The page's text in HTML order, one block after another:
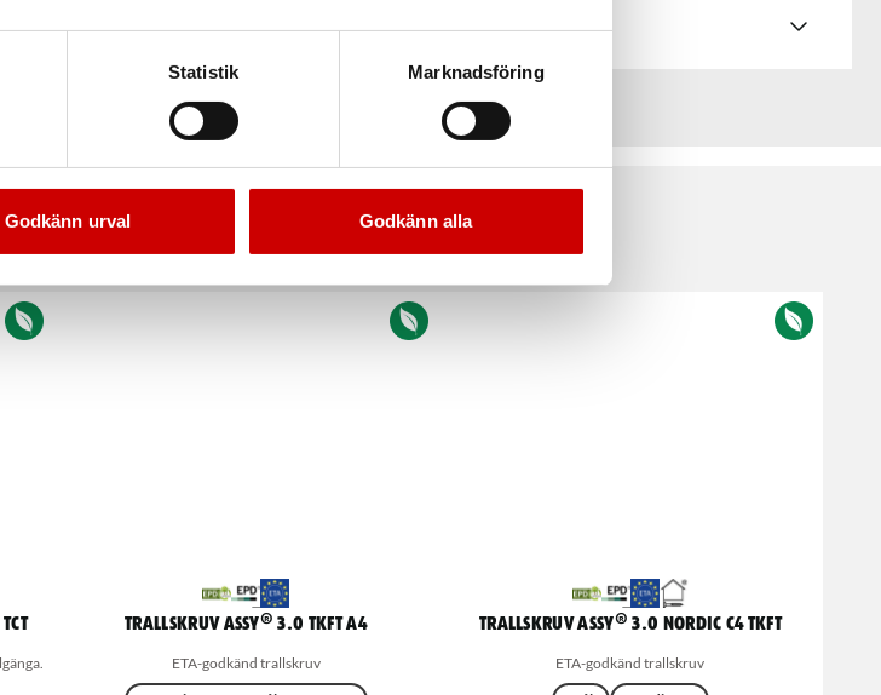
Statistik Marknadsföring
Godkänn urval Godkänn alla
Trallskruv ASSY® 3.0 TKFT A4
ETA-godkänd trallskruv
Trallskruv ASSY® 3.0 NORDIC C4 TKFT
ETA-godkänd trallskruv